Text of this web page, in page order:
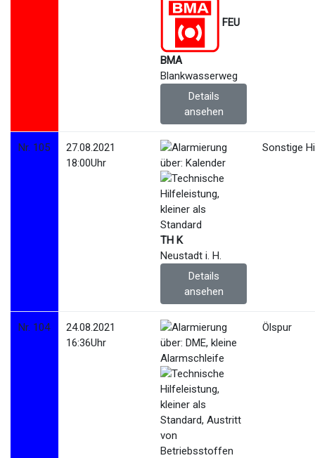
FEU
BMA
Blankwasserweg
Details
ansehen
Nr. 105
27.08.2021
18:00Uhr
TH K
Neustadt i. H.
Details
ansehen
Sonstige
Nr. 104
24.08.2021
16:36Uhr
Ölspur